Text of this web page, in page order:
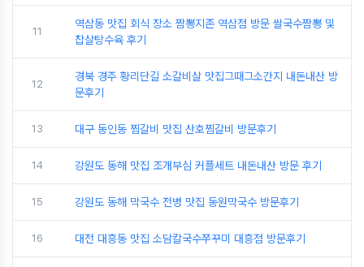
11
역삼동 맛집 회식 장소 짬뽕지존 역삼점 방문 쌀국수짬뽕 및
찹살탕수육 후기
12
경북 경주 황리단길 소갈비살 맛집그때그소간지 내돈내산 방
문후기
13 대구 동인동 찜갈비 맛집 산호찜갈비 방문후기
14 강원도 동해 맛집 조개부심 커플세트 내돈내산 방문 후기
15 강원도 동해 막국수 전병 맛집 동원막국수 방문후기
16 대전 대흥동 맛집 소담칼국수쭈꾸미 대흥점 방문후기